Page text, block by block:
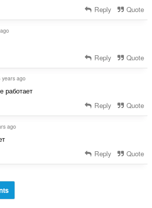
Reply Quote
Reply Quote
years ago
работает
Reply Quote
ago
Reply Quote